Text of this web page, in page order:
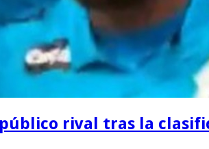
rival tras la